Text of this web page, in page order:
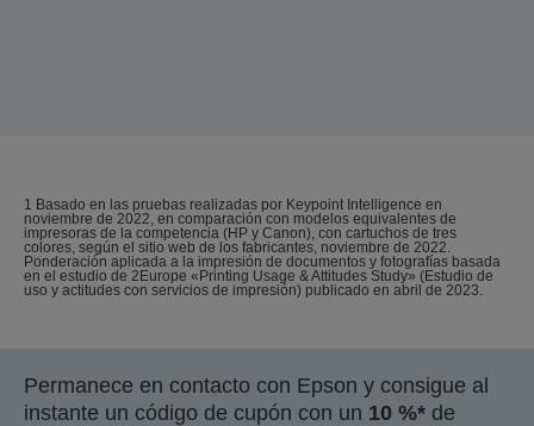
1 Basado en las pruebas realizadas por Keypoint Intelligence en
noviembre de 2022, en comparación con modelos equivalentes de
impresoras de la competencia (HP y Canon), con cartuchos de tres
colores, según el sitio web de los fabricantes, noviembre de 2022.
Ponderación aplicada a la impresión de documentos y fotografías basada
en el estudio de 2Europe «Printing Usage & Attitudes Study» (Estudio de
uso y actitudes con servicios de impresión) publicado en abril de 2023.
Permanece en contacto con Epson y consigue al
instante un código de cupón con un 10 %* de